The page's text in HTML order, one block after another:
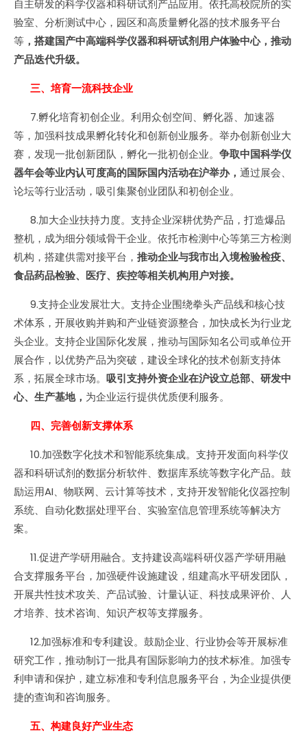
自主研发的科学仪器和科研试剂产品应用。依托高校院所的实
验室、分析测试中心，园区和高质量孵化器的技术服务平台
等 ，搭建国产中高端科学仪器和科研试剂用户体验中心，推动
产品迭代升级。
三、培育一流科技企业
7.孵化培育初创企业。利用众创空间、孵化器、加速器
等，加强科技成果孵化转化和创新创业服务。举办创新创业大
赛，发现一批创新团队，孵化一批初创企业。 争取中国科学仪
器年会等业内认可度高的国际国内活动在沪举办， 通过展会、
论坛等行业活动，吸引集聚创业团队和初创企业。
8.加大企业扶持力度。支持企业深耕优势产品，打造爆品
整机，成为细分领域骨干企业。依托市检测中心等第三方检测
机构，搭建供需对接平台， 推动企业与我市出入境检验检疫、
食品药品检验、医疗、疾控等相关机构用户对接。
9.支持企业发展壮大。支持企业围绕拳头产品线和核心技
术体系，开展收购并购和产业链资源整合，加快成长为行业龙
头企业。支持企业国际化发展，推动与国际知名公司或单位开
展合作，以优势产品为突破，建设全球化的技术创新支持体
系，拓展全球市场。 吸引支持外资企业在沪设立总部、研发中
心、生产基地， 为企业运行提供优质便利服务。
四、完善创新支撑体系
10.加强数字化技术和智能系统集成。支持开发面向科学仪
器和科研试剂的数据分析软件、数据库系统等数字化产品。鼓
励运用AI、物联网、云计算等技术，支持开发智能化仪器控制
系统、自动化数据处理平台、实验室信息管理系统等解决方
案。
11.促进产学研用融合。支持建设高端科研仪器产学研用融
合支撑服务平台，加强硬件设施建设，组建高水平研发团队，
开展共性技术攻关、产品试验、计量认证、科技成果评价、人
才培养、技术咨询、知识产权等支撑服务。
12.加强标准和专利建设。鼓励企业、行业协会等开展标准
研究工作，推动制订一批具有国际影响力的技术标准。加强专
利申请和保护，建立标准和专利信息服务平台，为企业提供便
捷的查询和咨询服务。
五、构建良好产业生态